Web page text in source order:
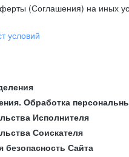
(Соглашения) на иных
условий
Обработка
Исполнителя
Соискателя
Сайта